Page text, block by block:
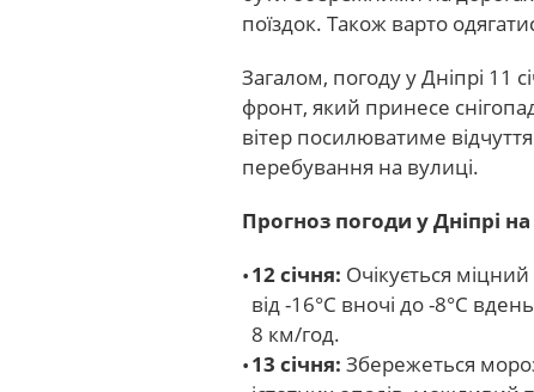
поїздок. Також варто
Загалом, погоду у Дніпрі 11
фронт, який принесе
вітер посилюватиме
перебування на вулиці.
Прогноз погоди у Дніпрі на
12 січня: Очікується
від -16°C вночі до -8°C
8 км/год.
13 січня: Збережеться